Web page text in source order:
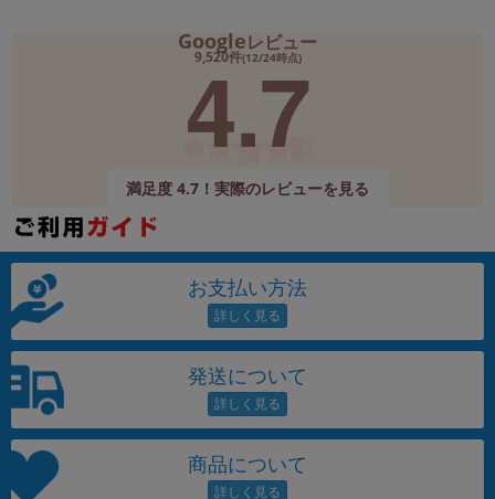
Googleレビュー
9,520件(12/24時点)
4.7
満足度 4.7！実際のレビューを見る
お支払い方法
発送について
商品について